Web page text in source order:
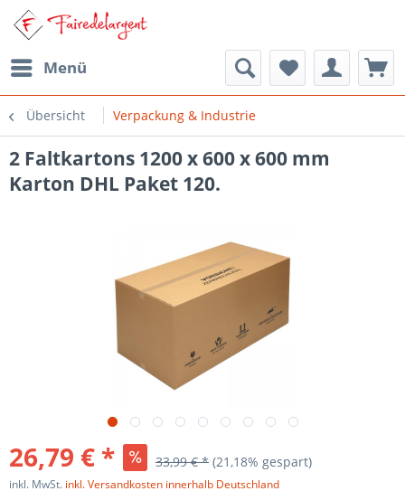
Menü
Übersicht Verpackung & Industrie
2 Faltkartons 1200 x 600 x 600 mm
Karton DHL Paket 120.
26,79 € * 33,99 € * (21,18% gespart)
inkl. MwSt. inkl. Versandkosten innerhalb Deutschland